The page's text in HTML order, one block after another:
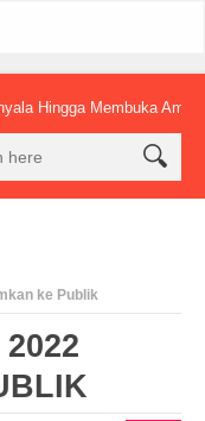
Hingga Membuka
ke Publik